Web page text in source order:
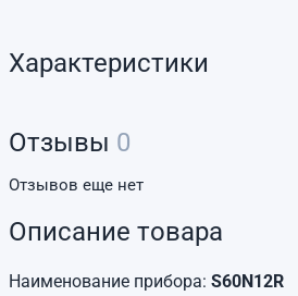
Характеристики
Отзывы 0
Отзывов еще нет
Описание товара
Наименование прибора: S60N12R